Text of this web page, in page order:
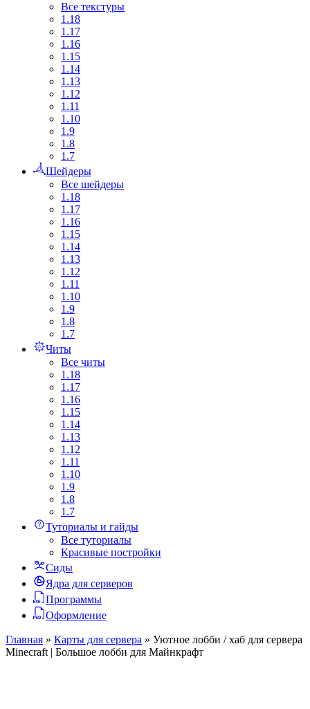
Все текстуры
1.18
1.17
1.16
1.15
1.14
1.13
1.12
1.11
1.10
1.9
1.8
1.7
Шейдеры
Все шейдеры
1.18
1.17
1.16
1.15
1.14
1.13
1.12
1.11
1.10
1.9
1.8
1.7
Читы
Все читы
1.18
1.17
1.16
1.15
1.14
1.13
1.12
1.11
1.10
1.9
1.8
1.7
Туториалы и гайды
Все туториалы
Красивые постройки
Сиды
Ядра для серверов
Программы
Оформление
Главная » Карты для сервера » Уютное лобби / хаб для сервера
Minecraft | Большое лобби для Майнкрафт